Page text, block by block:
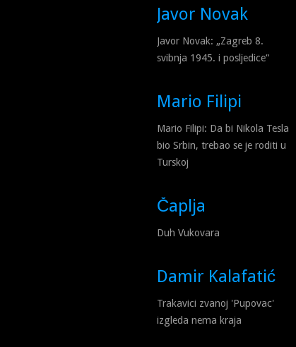
Javor Novak
Javor Novak: „Zagreb 8.
svibnja 1945. i posljedice“
Mario Filipi
Mario Filipi: Da bi Nikola Tesla
bio Srbin, trebao se je roditi u
Turskoj
Čaplja
Duh Vukovara
Damir Kalafatić
Trakavici zvanoj 'Pupovac'
izgleda nema kraja